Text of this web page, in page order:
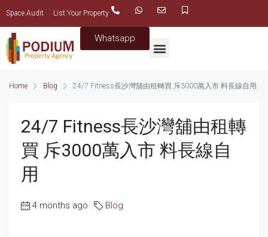
Space Audit List Your Property
Whatsapp
Home Blog 24/7 Fitness長沙灣舖由租轉買 斥3000萬入市 料長線自用
24/7 Fitness長沙灣舖由租轉
買 斥3000萬入市 料長線自
用
4 months ago Blog